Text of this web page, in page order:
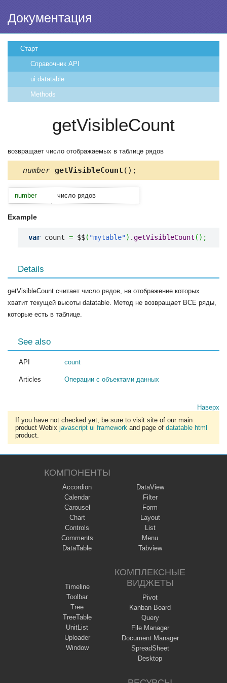
Документация
Старт
Справочник API
ui.datatable
Methods
getVisibleCount
возвращает число отображаемых в таблице рядов
number getVisibleCount ();
number число рядов
Example
var count = $$( "mytable") .getVisibleCount ( ) ;
Details
getVisibleCount считает число рядов, на отображение которых
хватит текущей высоты datatable. Метод не возвращает ВСЕ ряды,
которые есть в таблице.
See also
API count
Articles Операции с объектами данных
Наверх
If you have not checked yet, be sure to visit site of our main
product Webix javascript ui framework and page of datatable html
product.
КОМПОНЕНТЫ
Accordion
Calendar
Carousel
Chart
Controls
Comments
DataTable
DataView
Filter
Form
Layout
List
Menu
Tabview
Timeline
Toolbar
Tree
TreeTable
UnitList
Uploader
Window
КОМПЛЕКСНЫЕ
ВИДЖЕТЫ
Pivot
Kanban Board
Query
File Manager
Document Manager
SpreadSheet
Desktop